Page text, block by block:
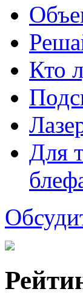
Кто
Для